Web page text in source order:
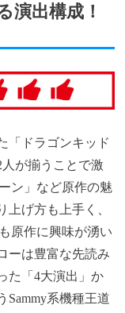
演出構成！
「ドラゴンキッド
が揃うことで激
ン」 など原作の魅
上げ方も上手く、
原作に興味が湧い
ーは豊富な先読み
た「4大演出」か
系機種王道